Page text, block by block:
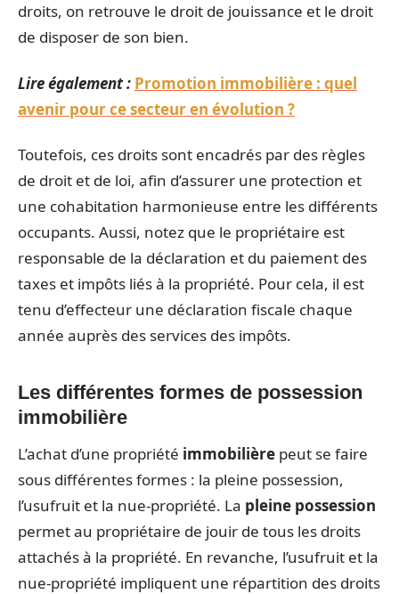
droits, on retrouve le droit de jouissance et le droit
de disposer de son bien.
Lire également : Promotion immobilière : quel
avenir pour ce secteur en évolution ?
Toutefois, ces droits sont encadrés par des règles
de droit et de loi, afin d’assurer une protection et
une cohabitation harmonieuse entre les différents
occupants. Aussi, notez que le propriétaire est
responsable de la déclaration et du paiement des
taxes et impôts liés à la propriété. Pour cela, il est
tenu d’effecteur une déclaration fiscale chaque
année auprès des services des impôts.
Les différentes formes de possession
immobilière
L’achat d’une propriété immobilière peut se faire
sous différentes formes : la pleine possession,
l’usufruit et la nue-propriété. La pleine possession
permet au propriétaire de jouir de tous les droits
attachés à la propriété. En revanche, l’usufruit et la
nue-propriété impliquent une répartition des droits